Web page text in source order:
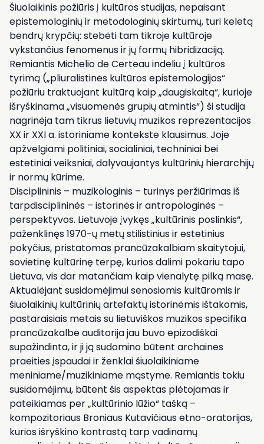
Šiuolaikinis požiūris į kultūros studijas, nepaisant
epistemologinių ir metodologinių skirtumų, turi keletą
bendrų krypčių: stebėti tam tikroje kultūroje
vykstančius fenomenus ir jų formų hibridizaciją.
Remiantis Michelio de Certeau indėliu į kultūros
tyrimą („pliuralistinės kultūros epistemologijos“
požiūriu traktuojant kultūrą kaip „daugiskaitą“, kurioje
išryškinama „visuomenės grupių atmintis“) ši studija
nagrinėja tam tikrus lietuvių muzikos reprezentacijos
XX ir XXI a. istoriniame kontekste klausimus. Joje
apžvelgiami politiniai, socialiniai, techniniai bei
estetiniai veiksniai, dalyvaujantys kultūrinių hierarchijų
ir normų kūrime.
Disciplininis – muzikologinis – turinys peržiūrimas iš
tarpdisciplininės – istorinės ir antropologinės –
perspektyvos. Lietuvoje įvykęs „kultūrinis poslinkis“,
paženklinęs 1970-ų metų stilistinius ir estetinius
pokyčius, pristatomas prancūzakalbiam skaitytojui,
sovietinę kultūrinę terpę, kurios dalimi pokariu tapo
Lietuva, vis dar matančiam kaip vienalytę pilką masę.
Aktualėjant susidomėjimui senosiomis kultūromis ir
šiuolaikinių kultūrinių artefaktų istorinėmis ištakomis,
pastaraisiais metais su lietuviškos muzikos specifika
prancūzakalbė auditorija jau buvo epizodiškai
supažindinta, ir ji ją sudomino būtent archainės
praeities įspaudai ir ženklai šiuolaikiniame
meniniame/muzikiniame mąstyme. Remiantis tokiu
susidomėjimu, būtent šis aspektas plėtojamas ir
pateikiamas per „kultūrinio lūžio“ tašką –
kompozitoriaus Broniaus Kutavičiaus etno-oratorijas,
kurios išryškino kontrastą tarp vadinamų